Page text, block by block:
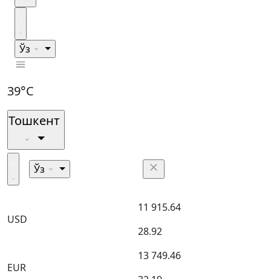
Ўз
39°C
Тошкент
Ўз
USD
11 915.64
28.92
EUR
13 749.46